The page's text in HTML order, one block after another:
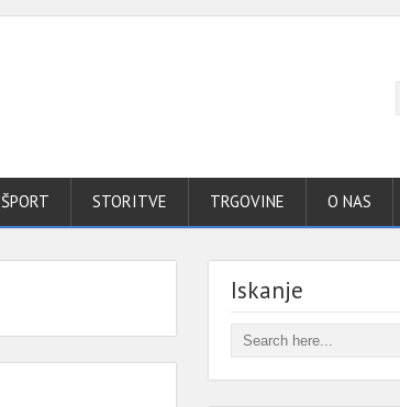
ŠPORT STORITVE TRGOVINE O NAS
Iskanje